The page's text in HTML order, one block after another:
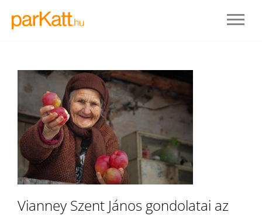
BELÉPÉS
Vianney Szent János gondolatai az